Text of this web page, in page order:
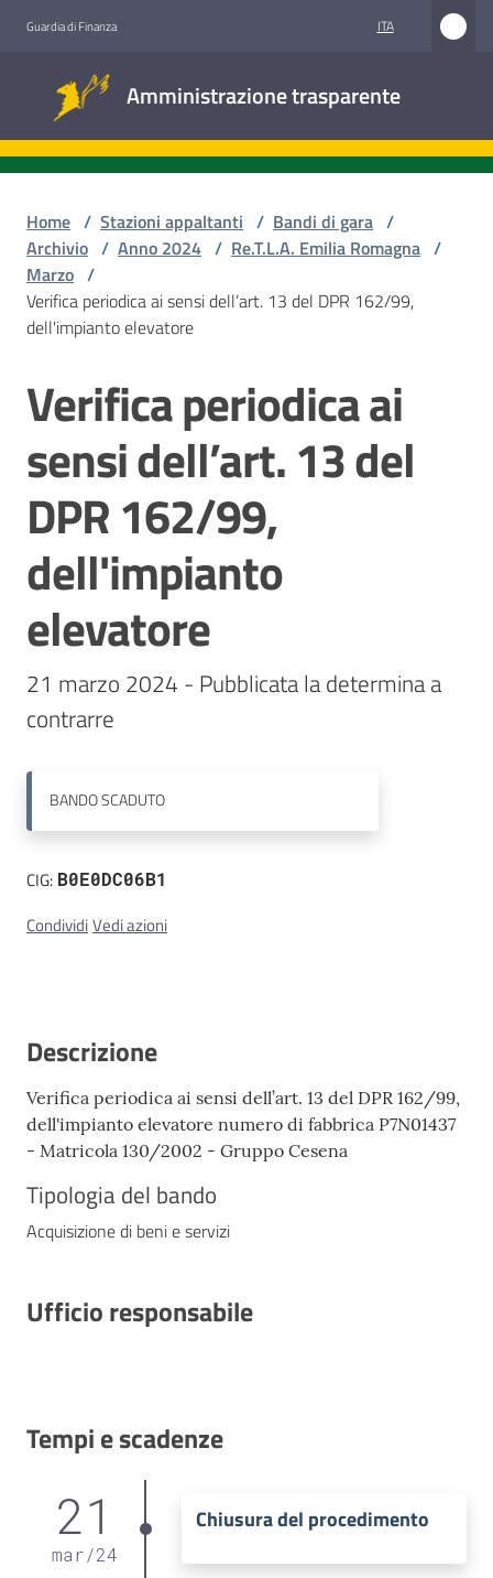
Guardia di Finanza ITA
Amministrazione trasparente
trasparente
Accesso
civico
appaltanti
Home / Stazioni appaltanti / Bandi di gara /
Archivio / Anno 2024 / Re.T.L.A. Emilia Romagna /
Marzo /
Verifica periodica ai sensi dell’art. 13 del DPR 162/99,
dell'impianto elevatore
Salta al contenuto
Verifica periodica ai
sensi dell’art. 13 del
DPR 162/99,
dell'impianto
elevatore
21 marzo 2024 - Pubblicata la determina a
contrarre
BANDOSCADUTO
CIG: B0E0DC06B1
CondividiVedi azioni
Descrizione
Verifica periodica ai sensi dell’art. 13 del DPR 162/99,
dell'impianto elevatore numero di fabbrica P7N01437
- Matricola 130/2002 - Gruppo Cesena
Tipologia del bando
Acquisizione di beni e servizi
Ufficio responsabile
Tempi e scadenze
21
mar/24
Chiusura del procedimento